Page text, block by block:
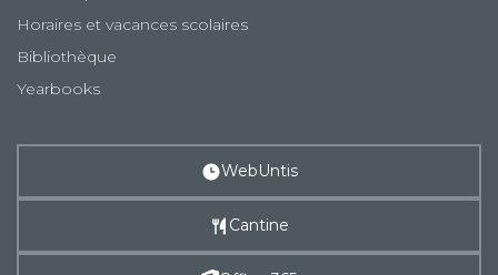
Horaires et vacances scolaires
Bibliothèque
Yearbooks
WebUntis
Cantine